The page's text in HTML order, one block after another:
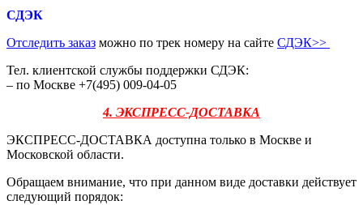
СДЭК
Отследить заказ можно по трек номеру на сайте СДЭК>>
Тел. клиентской службы поддержки СДЭК:
– по Москве +7(495) 009-04-05
4. ЭКСПРЕСС-ДОСТАВКА
ЭКСПРЕСС-ДОСТАВКА доступна только в Москве и
Московской области.
Обращаем внимание, что при данном виде доставки действует
следующий порядок: